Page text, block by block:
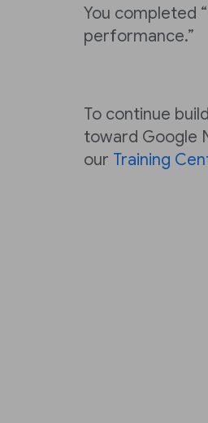
You completed
performance.”
To continue
toward Google
our Training